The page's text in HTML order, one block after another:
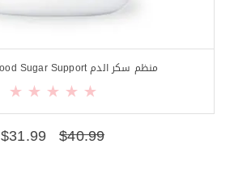
منظم سكر الدم CanPrev Blood Sugar Support
$40.99
$31.99